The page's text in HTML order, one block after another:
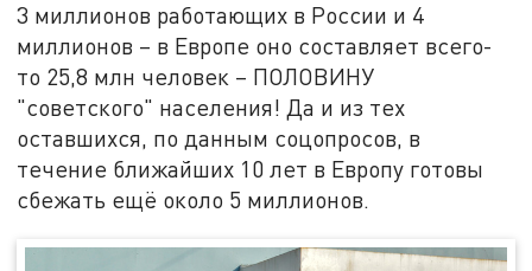
3 миллионов работающих в России и 4
миллионов – в Европе оно составляет всего-
то 25,8 млн человек – ПОЛОВИНУ
"советского" населения! Да и из тех
оставшихся, по данным соцопросов, в
течение ближайших 10 лет в Европу готовы
сбежать ещё около 5 миллионов.